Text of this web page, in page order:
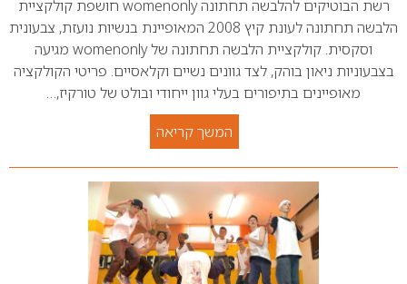
רשת הבוטיקים להלבשה תחתונה womenonly חושפת קולקציית
הלבשה תחתונה לעונת קיץ 2008 המאופיינת בנשיות נועזת, צבעונית
וסקסית. קולקציית הלבשה תחתונה של womenonly מגיעה
בצבעוניות ניאון בוהק, לצד גוונים נשיים וקלאסיים. פריטי הקולקציה
מאופיינים בתיפורים בעלי גוון ייחודי ובולט של טורקיז,…
המשך קריאה